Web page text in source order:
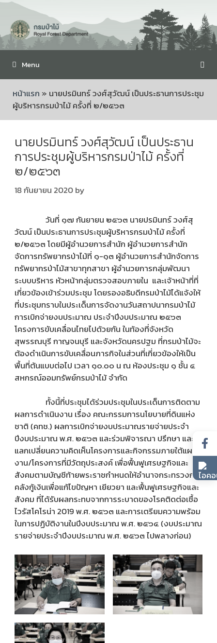
Menu
หน้าแรก » นายปรมินทร์ วงศ์สุวัฒน์ เป็นประธานการประชุม
ผู้บริหารกรมป่าไม้ ครั้งที่ ๒/๒๕๖๓
นายปรมินทร์ วงศ์สุวัฒน์ เป็นประธาน
การประชุมผู้บริหารกรมป่าไม้ ครั้งที่
๒/๒๕๖๓
18 กันยายน 2020by
วันที่ ๑๗ กันยายน ๒๕๖๓ นายปรมินทร์ วงศ์สุ
วัฒน์ เป็นประธานการประชุมผู้บริหารกรมป่าไม้ ครั้งที่
๒/๒๕๖๓ โดยมีผู้อำนวยการสำนัก ผู้อำนวยการสำนัก
จัดการทรัพยากรป่าไม้ที่ ๑-๑๓ ผู้อำนวยการสำนักจัดการ
ทรัพยากรป่าไม้สาขาทุกสาขา ผู้อำนวยการกลุ่มพัฒนา
ระบบบริหาร หัวหน้ากลุ่มตรวจสอบภายใน และเจ้าหน้าที่ที่
เกี่ยวข้องเข้าร่วมประชุม โดยรองอธิบดีกรมป่าไม้ได้แจ้งให้
ที่ประชุมทราบในประเด็นการจัดงานวันสถาปนากรมป่าไม้
การเบิกจ่ายงบประมาณ ประจำปีงบประมาณ ๒๕๖๓
โครงการขับเคลื่อนไทยไปด้วยกัน ในท้องที่จังหวัด
สุพรรณบุรี กาญจนบุรี และจังหวัดนครปฐม ที่กรมป่าไม้จะ
ต้องดำเนินการขับเคลื่อนภารกิจในส่วนที่เกี่ยวข้องให้เป็น
พื้นที่ต้นแบบต่อไป เวลา ๑๐.๐๐ น ณ ห้องประชุม ๑ ชั้น ๔
สหกรณ์ออมทรัพย์กรมป่าไม้ จำกัด
ทั้งนี้ที่ประชุมได้ร่วมประชุมในประเด็นการติดตาม
ผลการดำเนินงาน เรื่อง คณะกรรมการนโยบายที่ดินแห่ง
ชาติ (คทช.) ผลการเบิกจ่ายงบประมาณรายจ่ายประจำ
ปีงบประมาณ พ.ศ. ๒๕๖๓ และร่วมพิจารณา ปรึกษา และ
แลกเปลี่ยนความคิดเห็นโครงการและกิจกรรมภายใต้แผน
งาน/โครงการที่มีวัตถุประสงค์ เพื่อฟื้นฟูเศรษฐกิจและ
สังคมตามบัญชีท้ายพระราชกำหนดให้อำนาจกระทรวงการ
คลังกู้เงินเพื่อแก้ไขปัญหา เยียวยา และฟื้นฟูเศรษฐกิจและ
สังคม ที่ได้รับผลกระทบจากการระบาดของโรคติดต่อเชื้อ
ไวรัสโคโรน่า 2019 พ.ศ. ๒๕๖๓ และการเตรียมความพร้อม
ในการปฏิบัติงานในปีงบประมาณ พ.ศ. ๒๕๖๔ (งบประมาณ
รายจ่ายประจำปีงบประมาณ พ.ศ. ๒๕๖๓ ไปพลางก่อน)